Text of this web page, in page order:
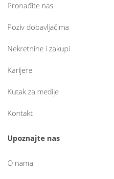
Pronađite nas
Poziv dobavljačima
Nekretnine i zakupi
Karijere
Kutak za medije
Kontakt
Upoznajte nas
O nama